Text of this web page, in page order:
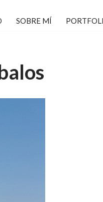
SOBRE MÍ